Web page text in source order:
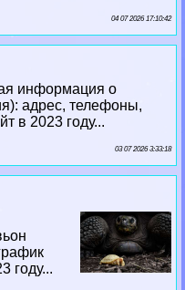
04 07 2026 17:10:42
информация о
адрес, телефоны,
в 2023 году...
03 07 2026 3:33:18
году...